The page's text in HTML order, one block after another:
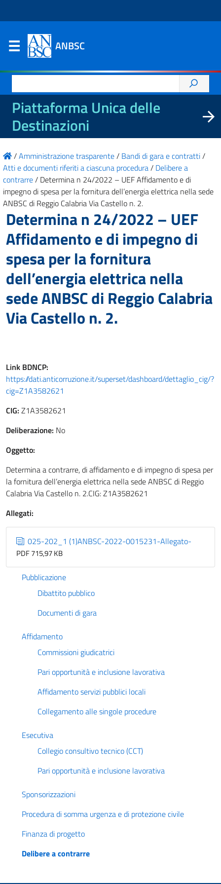
ANBSC
per:
Piattaforma Unica delle
Destinazioni
/Amministrazione trasparente/ Bandi di gara e contratti/
Atti e documenti riferiti a ciascuna procedura/ Delibere a
contrarre/ Determina n 24/2022 – UEF Affidamento e di
impegno di spesa per la fornitura dell’energia elettrica nella sede
ANBSC di Reggio Calabria Via Castello n. 2.
Determina n 24/2022 – UEF
Affidamento e di impegno di
spesa per la fornitura
dell’energia elettrica nella
sede ANBSC di Reggio Calabria
Via Castello n. 2.
Link BDNCP:
https://dati.anticorruzione.it/superset/dashboard/dettaglio_cig/?
cig=Z1A3582621
CIG: Z1A3582621
Deliberazione: No
Oggetto:
Determina a contrarre, di affidamento e di impegno di spesa per
la fornitura dell’energia elettrica nella sede ANBSC di Reggio
Calabria Via Castello n. 2.CIG: Z1A3582621
Allegati:
025-202_1 (1)ANBSC-2022-0015231-Allegato-
PDF 715,97 KB
Pubblicazione
Dibattito pubblico
Documenti di gara
Affidamento
Commissioni giudicatrici
Pari opportunità e inclusione lavorativa
Affidamento servizi pubblici locali
Collegamento alle singole procedure
Esecutiva
Collegio consultivo tecnico (CCT)
Pari opportunità e inclusione lavorativa
Sponsorizzazioni
Procedura di somma urgenza e di protezione civile
Finanza di progetto
Delibere a contrarre